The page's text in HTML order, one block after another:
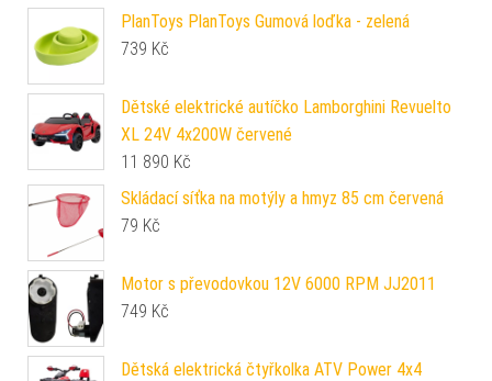
PlanToys PlanToys Gumová loďka - zelená
739 Kč
Dětské elektrické autíčko Lamborghini Revuelto
XL 24V 4x200W červené
11 890 Kč
Skládací síťka na motýly a hmyz 85 cm červená
79 Kč
Motor s převodovkou 12V 6000 RPM JJ2011
749 Kč
Dětská elektrická čtyřkolka ATV Power 4x4